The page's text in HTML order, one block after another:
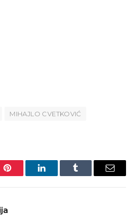
MIHAJLO CVETKOVIĆ
Pinterest LinkedInTumblr Email